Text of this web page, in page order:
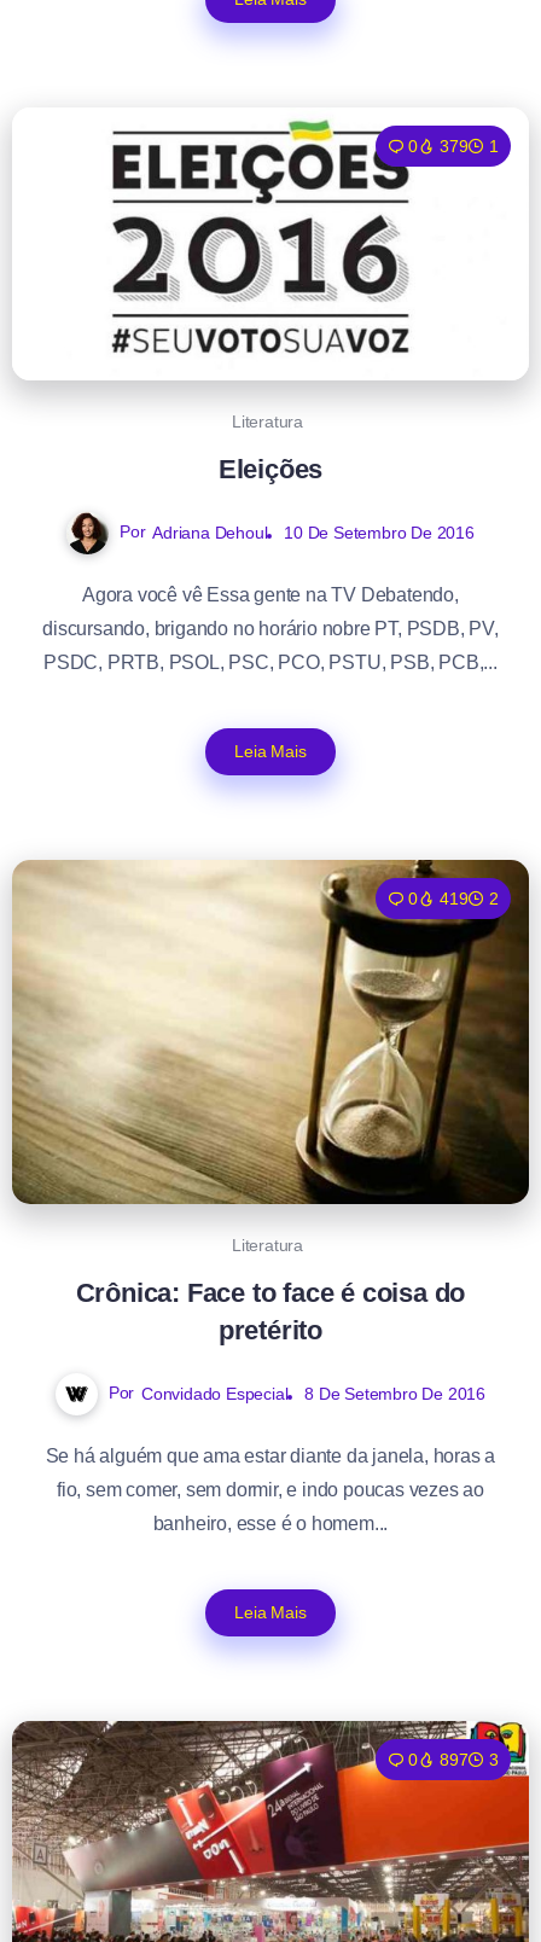
0 379 1
Literatura
Eleições
Por Adriana Dehoul 10 De Setembro De 2016
Agora você vê Essa gente na TV Debatendo,
discursando, brigando no horário nobre PT, PSDB, PV,
PSDC, PRTB, PSOL, PSC, PCO, PSTU, PSB, PCB,...
Leia Mais
0 419 2
Literatura
Crônica: Face to face é coisa do
pretérito
Por Convidado Especial 8 De Setembro De 2016
Se há alguém que ama estar diante da janela, horas a
fio, sem comer, sem dormir, e indo poucas vezes ao
banheiro, esse é o homem...
Leia Mais
0 897 3